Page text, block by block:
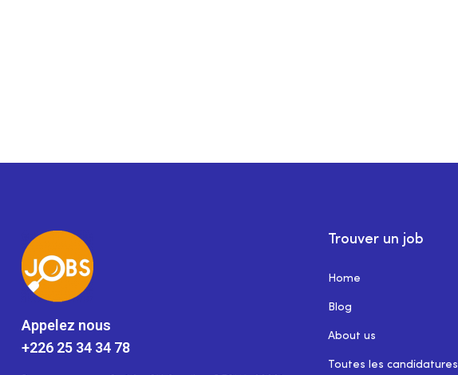
Appelez nous
+226 25 34 34 78
Trouver un job
Home
Blog
About us
Toutes les candidatures